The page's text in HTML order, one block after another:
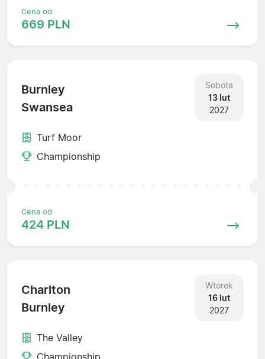
Cena od
669 PLN
Burnley
Swansea
Sobota
13 lut
2027
Turf Moor
Championship
Cena od
424 PLN
Charlton
Burnley
Wtorek
16 lut
2027
The Valley
Championship